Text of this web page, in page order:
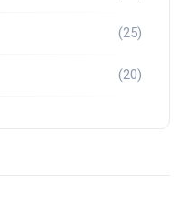
(25)
(20)